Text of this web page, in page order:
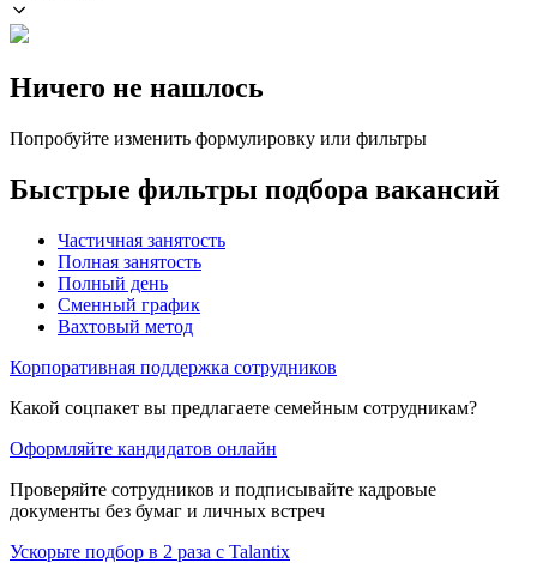
Ничего не нашлось
Попробуйте изменить формулировку или фильтры
Быстрые фильтры подбора вакансий
Частичная занятость
Полная занятость
Полный день
Сменный график
Вахтовый метод
Корпоративная поддержка сотрудников
Какой соцпакет вы предлагаете семейным сотрудникам?
Оформляйте кандидатов онлайн
Проверяйте сотрудников и подписывайте кадровые
документы без бумаг и личных встреч
Ускорьте подбор в 2 раза с Talantix